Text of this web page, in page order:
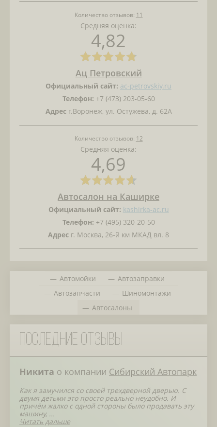
Количество отзывов: 11
Средняя оценка:
4,82
Ац Петровский
Официальный сайт: ac-petrovskiy.ru
Телефон: +7 (473) 203-05-60
Адресг.Воронеж, ул. Остужева, д. 62А
Количество отзывов: 12
Средняя оценка:
4,69
Автосалон на Каширке
Официальный сайт: kashirka-ac.ru
Телефон: +7 (495) 320-20-50
Адрес г. Москва, 26-й км МКАД вл. 8
Автомойки
Автозаправки
Автозапчасти
Шиномонтажи
Автосалоны
Последние отзывы
Никита о компании Сибирский Автопарк
Как я замучился со своей трехдверной дверью. С
двумя детьми это просто реально неудобно. И
причём жалко с одной стороны было продавать эту
машину, ...
Читать дальше